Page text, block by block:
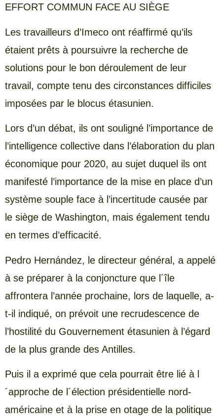
EFFORT COMMUN FACE AU SIÈGE
Les travailleurs d’Imeco ont réaffirmé qu’ils
étaient prêts à poursuivre la recherche de
solutions pour le bon déroulement de leur
travail, compte tenu des circonstances difficiles
imposées par le blocus étasunien.
Lors d’un débat, ils ont souligné l’importance de
l’intelligence collective dans l’élaboration du plan
économique pour 2020, au sujet duquel ils ont
manifesté l’importance de la mise en place d’un
système souple face à l’incertitude causée par
le siège de Washington, mais également tendu
en termes d’efficacité.
Pedro Hernández, le directeur général, a appelé
à se préparer à la conjoncture que l´île
affrontera l’année prochaine, lors de laquelle, a-
t-il indiqué, on prévoit une recrudescence de
l’hostilité du Gouvernement étasunien à l’égard
de la plus grande des Antilles.
Puis il a exprimé que cela pourrait être lié à l
´approche de l´élection présidentielle nord-
américaine et à la prise en otage de la politique